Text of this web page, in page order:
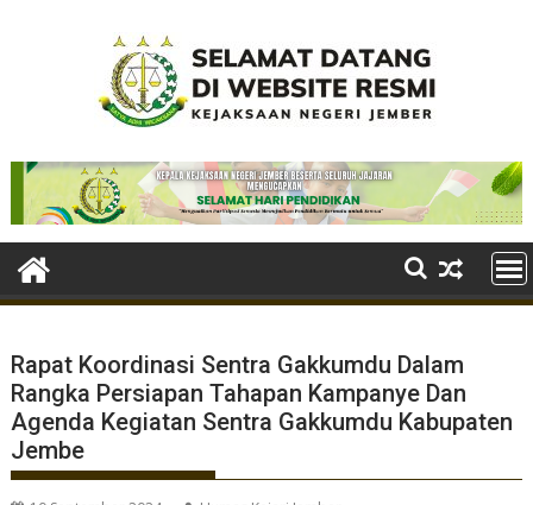
Rapat Koordinasi Sentra Gakkumdu Dalam
Rangka Persiapan Tahapan Kampanye Dan
Agenda Kegiatan Sentra Gakkumdu Kabupaten
Jembe